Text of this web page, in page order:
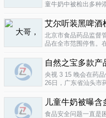
童牛奶中被检出多种
慌。 每天一斤奶，强
奶，还是添加剂？超
艾尔听装黑啤酒
北京市食品药品监督
品在全市范围停售。
带集团北京蓝宝酒业
不得检出的甜蜜素。
自然之宝多款产
央视 3 15 晚会在药
26日，广东省汕头市
已涉嫌构成生产销售
安局依法查处。亿..
儿童牛奶被曝含
食品安全问题一直是